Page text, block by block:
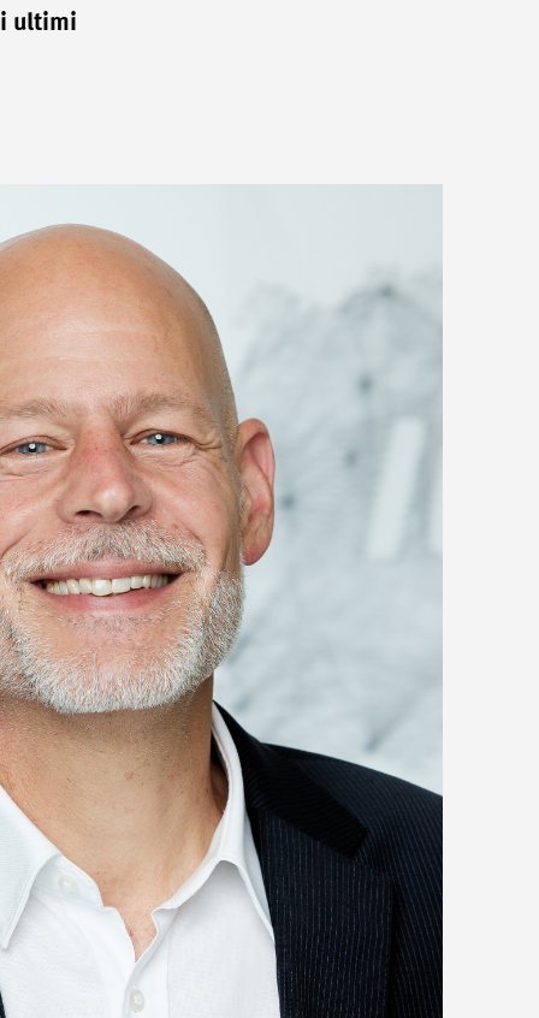
ultimi